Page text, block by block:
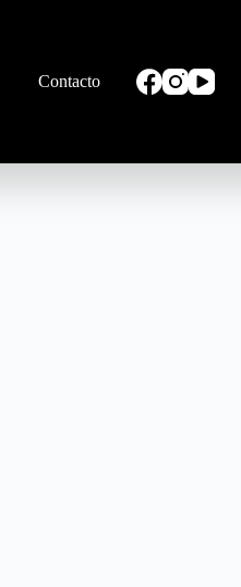
Contacto